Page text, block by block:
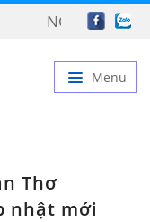
NGUYỄN DUY
Menu
Thơ
nhật mới